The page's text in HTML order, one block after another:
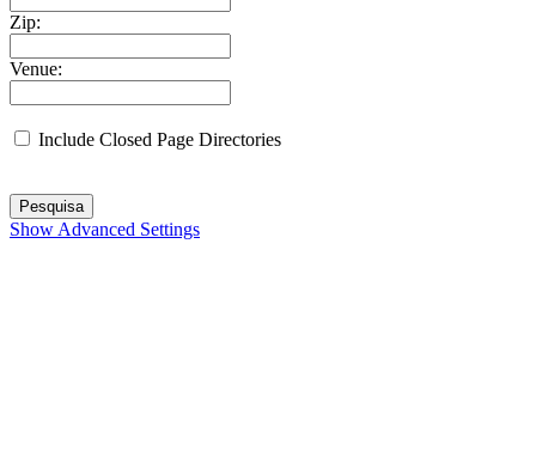
Zip:
Venue:
Include Closed Page Directories
Pesquisa
Show Advanced Settings